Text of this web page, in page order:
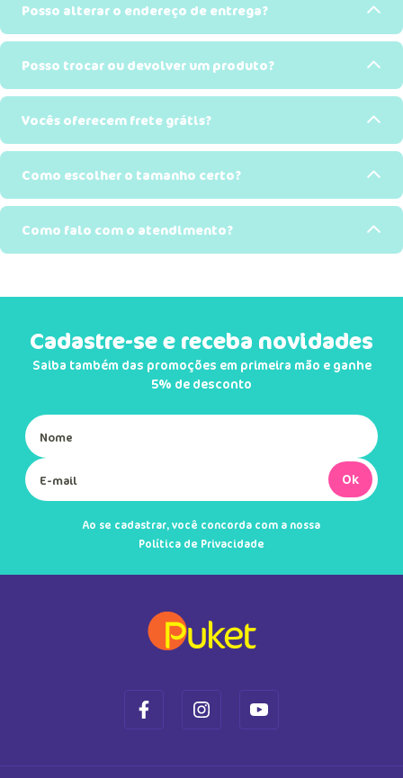
Posso alterar o endereço de entrega?
Posso trocar ou devolver um produto?
Vocês oferecem frete grátis?
Como escolher o tamanho certo?
Como falo com o atendimento?
Cadastre-se e receba novidades
Saiba também das promoções em primeira mão e ganhe
5% de desconto
Ok
Ao se cadastrar, você concorda com a nossa
Política de Privacidade